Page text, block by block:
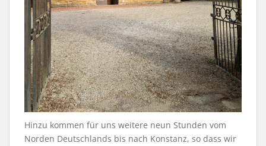
Hinzu kommen für uns weitere neun Stunden vom
Norden Deutschlands bis nach Konstanz, so dass wir